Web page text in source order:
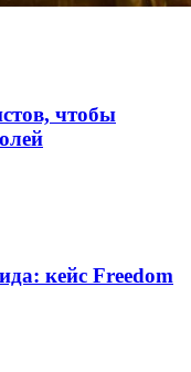
чтобы
кейс Freedom